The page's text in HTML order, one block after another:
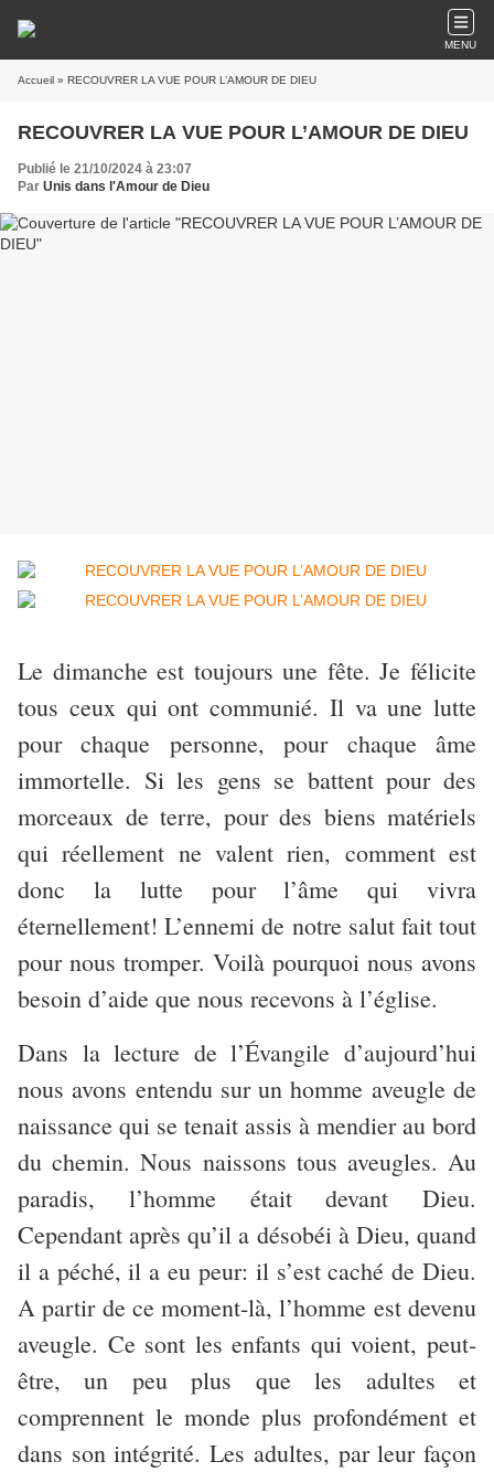
MENU
Accueil » RECOUVRER LA VUE POUR L’AMOUR DE DIEU
RECOUVRER LA VUE POUR L’AMOUR DE DIEU
Publié le 21/10/2024 à 23:07
Par Unis dans l'Amour de Dieu
Le dimanche est toujours une fête. Je félicite
tous ceux qui ont communié. Il va une lutte
pour chaque personne, pour chaque âme
immortelle. Si les gens se battent pour des
morceaux de terre, pour des biens matériels
qui réellement ne valent rien, comment est
donc la lutte pour l’âme qui vivra
éternellement! L’ennemi de notre salut fait tout
pour nous tromper. Voilà pourquoi nous avons
besoin d’aide que nous recevons à l’église.
Dans la lecture de l’Évangile d’aujourd’hui
nous avons entendu sur un homme aveugle de
naissance qui se tenait assis à mendier au bord
du chemin. Nous naissons tous aveugles. Au
paradis, l’homme était devant Dieu.
Cependant après qu’il a désobéi à Dieu, quand
il a péché, il a eu peur: il s’est caché de Dieu.
A partir de ce moment-là, l’homme est devenu
aveugle. Ce sont les enfants qui voient, peut-
être, un peu plus que les adultes et
comprennent le monde plus profondément et
dans son intégrité. Les adultes, par leur façon